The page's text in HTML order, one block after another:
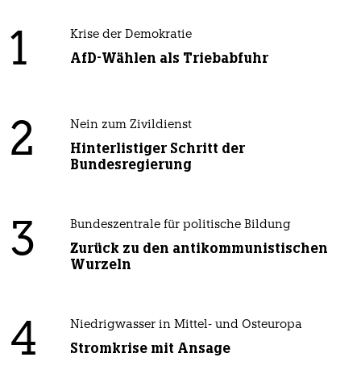
1 Krise der Demokratie
AfD-Wählen als Triebabfuhr
2 Nein zum Zivildienst
Hinterlistiger Schritt der
Bundesregierung
3 Bundeszentrale für politische Bildung
Zurück zu den antikommunistischen
Wurzeln
4 Niedrigwasser in Mittel- und Osteuropa
Stromkrise mit Ansage